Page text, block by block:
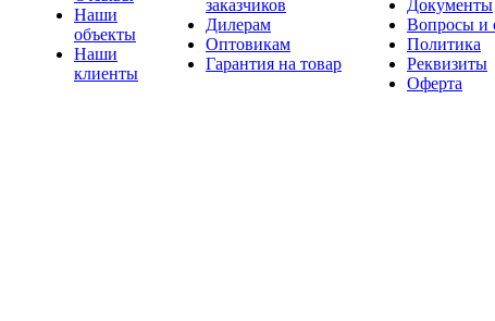
Наши
объекты
Наши
клиенты
заказчиков
Дилерам
Оптовикам
Гарантия на товар
Документы
Вопросы и
Политика
Реквизиты
Оферта